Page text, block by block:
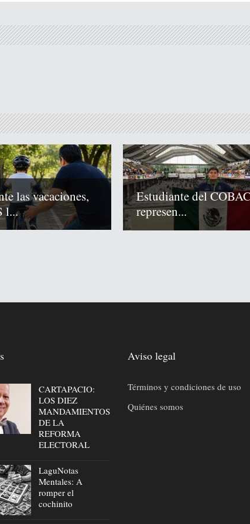
las vacaciones,
l...
Estudiante del
represen...
CARTAPACIO:
LOS DIEZ
MANDAMIENTOS
DE LA
REFORMA
ELECTORAL
LaguNotas
Mentales: A
romper el
cochinito
Aviso legal
Términos y condiciones de uso
Quiénes somos